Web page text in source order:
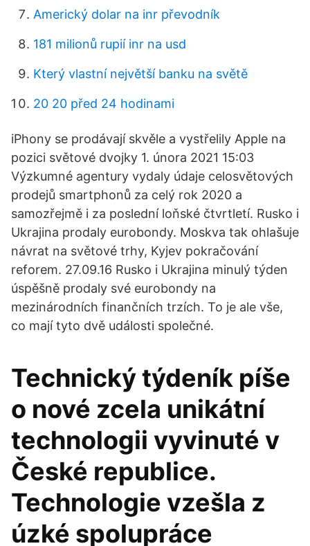
Americký dolar na inr převodník
181 milionů rupií inr na usd
Který vlastní největší banku na světě
20 20 před 24 hodinami
iPhony se prodávají skvěle a vystřelily Apple na
pozici světové dvojky 1. února 2021 15:03
Výzkumné agentury vydaly údaje celosvětových
prodejů smartphonů za celý rok 2020 a
samozřejmě i za poslední loňské čtvrtletí. Rusko i
Ukrajina prodaly eurobondy. Moskva tak ohlašuje
návrat na světové trhy, Kyjev pokračování
reforem. 27.09.16 Rusko i Ukrajina minulý týden
úspěšně prodaly své eurobondy na
mezinárodních finančních trzích. To je ale vše,
co mají tyto dvě události společné.
Technický týdeník píše
o nové zcela unikátní
technologii vyvinuté v
České republice.
Technologie vzešla z
úzké spolupráce